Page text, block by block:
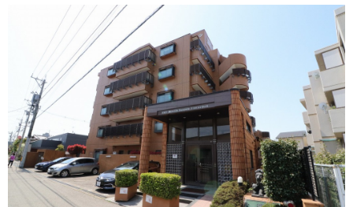
お役立ち情報
つなぐ不動産株式会社が 選ばれる理由
COMPANY
会社案内